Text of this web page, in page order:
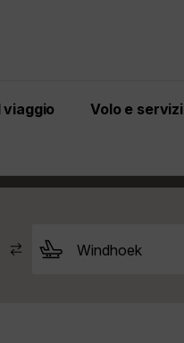
viaggio Volo e servizi